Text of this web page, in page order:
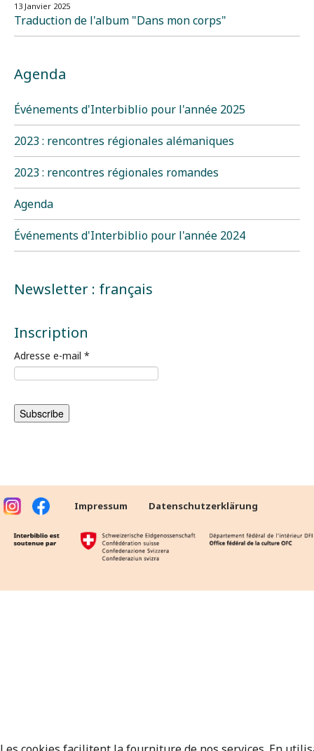
13 Janvier 2025
Traduction de l'album "Dans mon corps"
Agenda
Événements d'Interbiblio pour l'année 2025
2023 : rencontres régionales alémaniques
2023 : rencontres régionales romandes
Agenda
Événements d'Interbiblio pour l'année 2024
Newsletter : français
Inscription
Adresse e-mail *
Impressum Datenschutzerklärung